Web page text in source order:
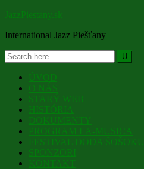
JazzPiestany.sk
International Jazz Piešťany
ÚVOD
O NÁS
STARÝ WEB
HISTÓRIA
DOKUMENTY
PROGRAM LA-MUSICA
FESTIVAL DODA ŠOŠOKU
SPONZORI
KONTAKT